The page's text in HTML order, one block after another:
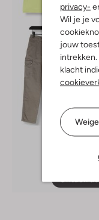
privacy-
Wil je je
jouw
klacht